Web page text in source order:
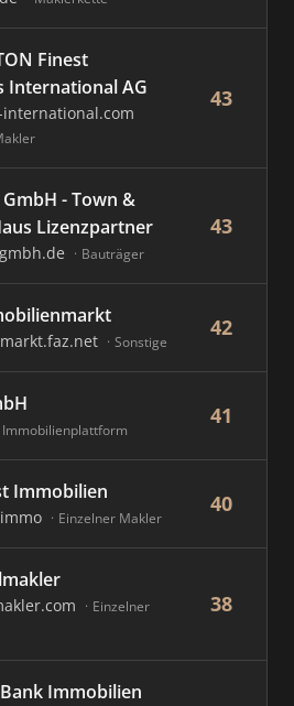
Finest
International AG
43
- Town &
Lizenzpartner
Bauträger
43
Sonstige
42
Immobilienplattform
41
Immobilien
Einzelner Makler
40
Einzelner
38
Immobilien